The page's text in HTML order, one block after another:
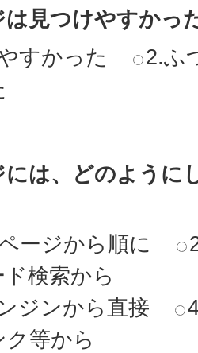
は見つけやすかっ
すかった
2.ふ
には、どのように
ージから順に
検索から
ジンから直接
等から